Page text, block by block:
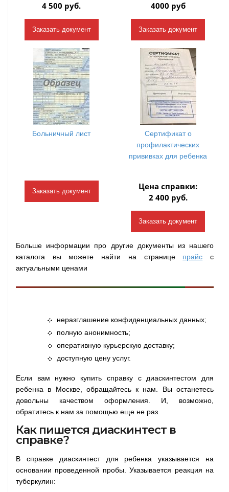
4 500 руб.
Заказать документ
4000 руб
Заказать документ
Больничный лист
Заказать документ
Сертификат о
профилактических
прививках для ребенка
Цена справки:
2 400 руб.
Заказать документ
Больше информации про другие документы из нашего
каталога вы можете найти на странице прайс с
актуальными ценами
неразглашение конфиденциальных данных;
полную анонимность;
оперативную курьерскую доставку;
доступную цену услуг.
Если вам нужно купить справку с диаскинтестом для
ребенка в Москве, обращайтесь к нам. Вы останетесь
довольны качеством оформления. И, возможно,
обратитесь к нам за помощью еще не раз.
Как пишется диаскинтест в
справке?
В справке диаскинтест для ребенка указывается на
основании проведенной пробы. Указывается реакция на
туберкулин: